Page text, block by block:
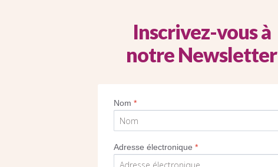
Imprimer
Inscrivez-vous à
notre Newsletter
Nom*
Adresse électronique*